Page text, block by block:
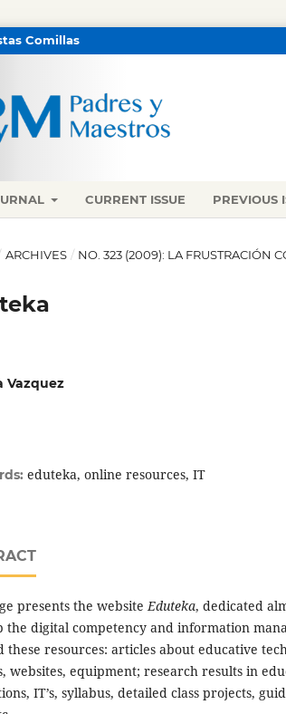
CURRENT ISSUE PREVIOUS
Comillas
ARCHIVES / NO. 323 (2009): LA FRUSTRACIÓN
Vazquez
eduteka, online resources, IT
presents the websiteEduteka, dedicated
the digital competency and information
these resources: articles about educative
websites, equipment; research results in
IT’s, syllabus, detailed class projects,